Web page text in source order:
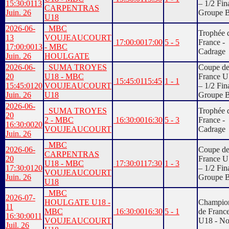
15:30:0113
Juin. 26
CARPENTRAS
U18
– 1/2
Groupe
2026-06-
13
17:00:0013
Juin. 26
MBC
VOUJEAUCOURT
- MBC
HOULGATE
17:00:0017:00 5 - 5
Trophée
France -
Cadrage
2026-06-
20
15:45:01 20
Juin. 26
SUMA TROYES
U18 - MBC
VOUJEAUCOURT
U18
15:45:0115:45 1 - 1
Coupe de
France
– 1/2
Groupe
2026-06-
20
16:30:0020
Juin. 26
SUMA TROYES
2 - MBC
VOUJEAUCOURT
16:30:0016:30 5 - 3
Trophée
France -
Cadrage
2026-06-
20
17:30:01 20
Juin. 26
MBC
CARPENTRAS
U18 - MBC
VOUJEAUCOURT
U18
17:30:0117:30 1 - 3
Coupe de
France
– 1/2
Groupe
2026-07-
11
16:30:0011
Juil. 26
MBC
HOULGATE U18 -
MBC
VOUJEAUCOURT
16:30:0016:30 5 - 1
de
U18 -